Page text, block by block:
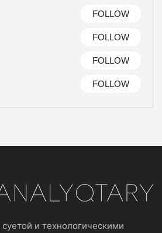
FOLLOW
FOLLOW
FOLLOW
FOLLOW
и технологическими